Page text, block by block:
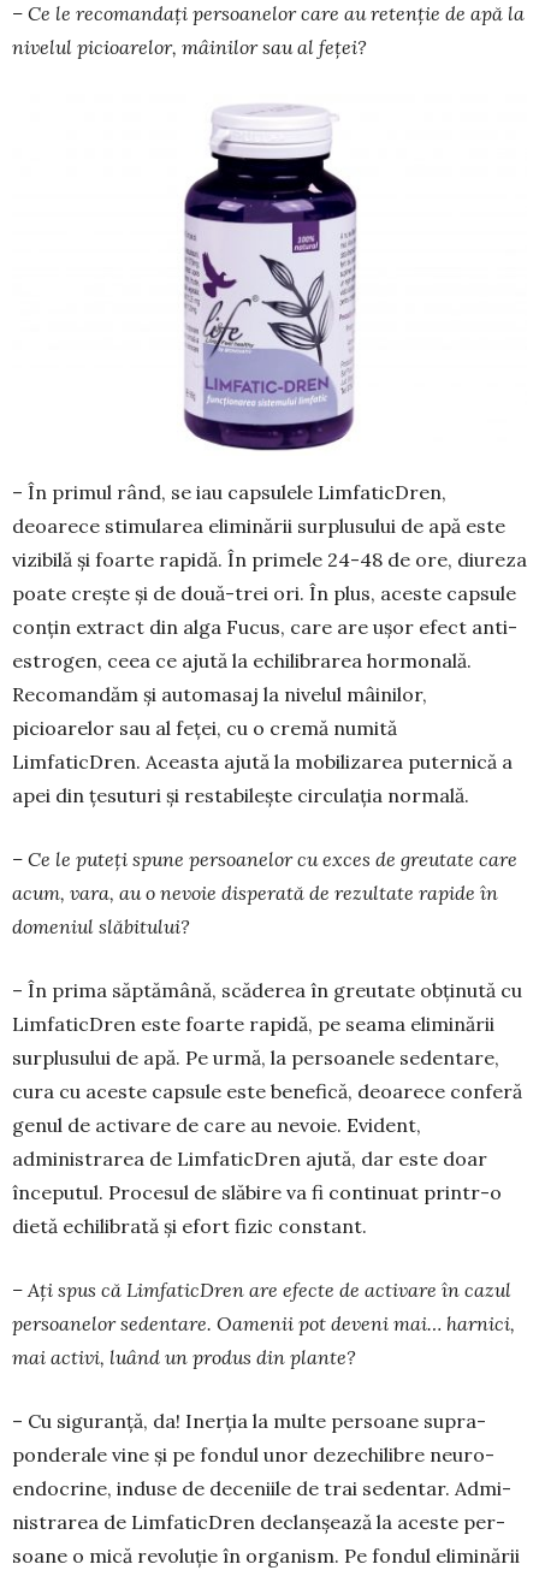
– Ce le recomandați persoanelor care au retenție de apă la
nivelul picioarelor, mâinilor sau al feței?
– În primul rând, se iau capsulele LimfaticDren,
deoarece stimularea eliminării surplusului de apă este
vizibilă și foarte rapidă. În primele 24-48 de ore, diureza
poate crește și de două-trei ori. În plus, aceste capsule
conțin extract din alga Fucus, care are ușor efect anti-
estrogen, ceea ce ajută la echili­brarea hormonală.
Recomandăm și automasaj la nivelul mâinilor,
picioarelor sau al feței, cu o cremă numită
LimfaticDren. Aceasta ajută la mobilizarea puternică a
apei din țesuturi și restabilește circu­lația normală.
– Ce le puteți spune persoanelor cu exces de greutate care
acum, vara, au o nevoie disperată de rezultate rapide în
domeniul slăbitului?
– În prima săptămână, scăderea în greutate obți­nută cu
LimfaticDren este foarte rapidă, pe seama eliminării
surplusului de apă. Pe urmă, la persoa­nele sedentare,
cura cu aceste capsule este bene­fică, deoarece conferă
genul de activare de care au nevoie. Evident,
administrarea de LimfaticDren ajută, dar este doar
începutul. Procesul de slăbire va fi continuat printr-o
dietă echilibrată și efort fizic constant.
– Ați spus că LimfaticDren are efecte de acti­vare în cazul
persoanelor sedentare. Oa­menii pot deveni mai… harnici,
mai activi, luând un produs din plan­te?
– Cu siguranță, da! Iner­ția la multe per­soa­ne supra­
ponderale vine și pe fondul unor deze­chi­libre neuro-
endo­cri­ne, induse de dece­niile de trai seden­tar. Admi­
nis­trarea de Limfa­­ticDren declanșează la aceste per­
soane o mică revoluție în organism. Pe fondul elimi­nării